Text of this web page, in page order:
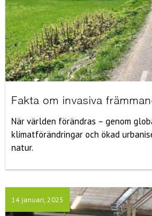
Fakta om invasiva
När världen förändras – genom
klimatförändringar och ökad
natur.
14 januari, 2025